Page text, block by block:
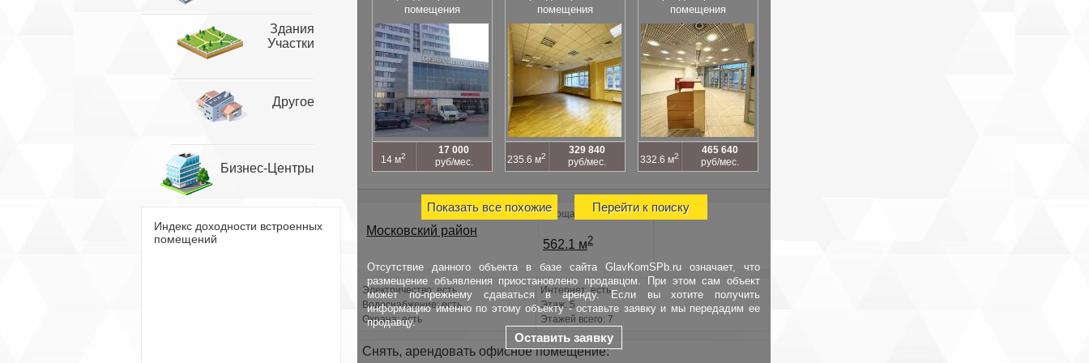
Здания
Участки
Другое
Бизнес-Центры
Индекс доходности встроенных
помещений
помещения
14 м2
17 000
руб/мес.
помещения
235.6 м2
329 840
руб/мес.
помещения
332.6 м2
465 640
руб/мес.
Показать все похожие Перейти к поиску
Отсутствие данного объекта в базе сайта GlavKomSPb.ru означает, что
размещение объявления приостановлено продавцом. При этом сам объект
может по-прежнему сдаваться в аренду. Если вы хотите получить
информацию именно по этому объекту - оставьте заявку и мы передадим ее
продавцу.
Оставить заявку
Московский район
Площадь
562.1 м2
Электричество: есть
Водоснабжение: есть
Охрана: есть
Интернет: есть
Этаж: 5
Этажей всего: 7
Снять, арендовать офисное помещение: